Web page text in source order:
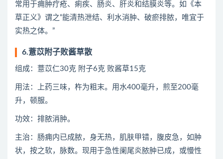
常用于痈肿疔疮、痢疾、肠炎、肝炎和结膜炎等。如《本
草正义》谓之“能清热泄结、利水消肿、破瘀排脓，唯宜于
实热之体。”
6.薏苡附子败酱草散
组成：薏苡仁30克 附子6克 败酱草15克
用法：上药三味，杵为粗末。用水400毫升，煎至200毫
升，顿服。
功效：排脓消肿。
主治：肠痈内已成脓，身无热，肌肤甲错，腹皮急，如肿
状，按之软，脉数。现用于急性阑尾炎脓肿已成，或慢性